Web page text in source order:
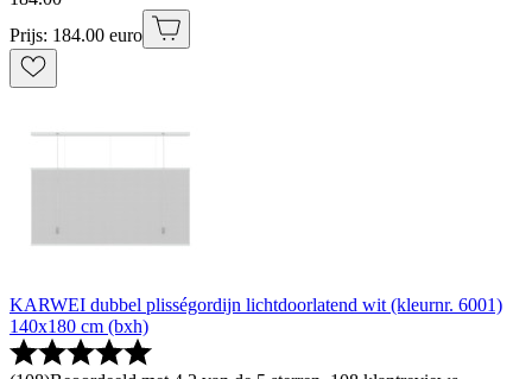
Prijs: 184.00 euro
KARWEI dubbel plisségordijn lichtdoorlatend wit (kleurnr. 6001)
140x180 cm (bxh)